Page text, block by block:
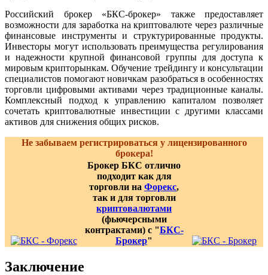
Российский брокер «БКС-брокер» также предоставляет
возможности для заработка на криптовалюте через различные
финансовые инструменты и структурированные продукты.
Инвесторы могут использовать преимущества регулирования
и надежности крупной финансовой группы для доступа к
мировым крипторынкам. Обучение трейдингу и консультации
специалистов помогают новичкам разобраться в особенностях
торговли цифровыми активами через традиционные каналы.
Комплексный подход к управлению капиталом позволяет
сочетать криптовалютные инвестиции с другими классами
активов для снижения общих рисков.
Не забываем регистрироваться у лицензированного
брокера!
Брокер БКС отлично
подходит как для
торговли на Форекс,
так и для торговли
криптовалютами
(фьючерсными
контрактами) с "БКС-
Брокер"
Заключение